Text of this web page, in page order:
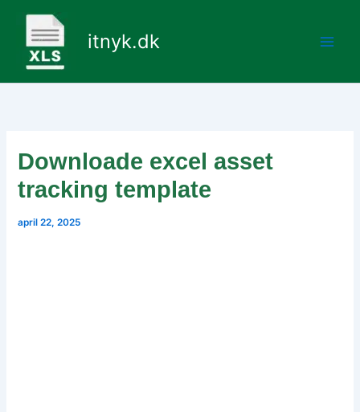
indholdet
itnyk.dk
Downloade excel asset
tracking template
april 22, 2025